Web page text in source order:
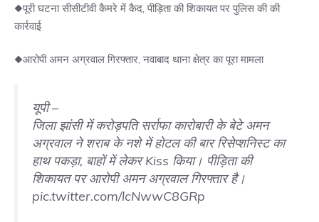
◆पूरी घटना सीसीटीवी कैमरे में कैद, पीड़िता की शिकायत पर पुलिस की की
कार्रवाई
◆आरोपी अमन अग्रवाल गिरफ्तार, नवाबाद थाना क्षेत्र का पूरा मामला
यूपी –
जिला झांसी में करोड़पति सर्राफा कारोबारी के बेटे अमन
अग्रवाल ने शराब के नशे में होटल की बार रिसेप्शनिस्ट का
हाथ पकड़ा, बाहों में लेकर Kiss किया। पीड़िता की
शिकायत पर आरोपी अमन अग्रवाल गिरफ्तार है।
pic.twitter.com/lcNwwC8GRp